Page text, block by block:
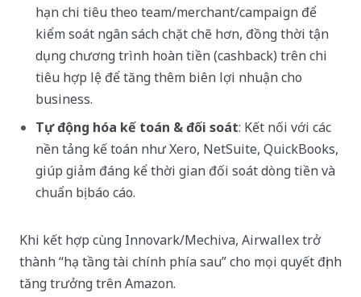
hạn chi tiêu theo team/merchant/campaign để
kiểm soát ngân sách chặt chẽ hơn, đồng thời tận
dụng chương trình hoàn tiền (cashback) trên chi
tiêu hợp lệ để tăng thêm biên lợi nhuận cho
business.
Tự động hóa kế toán & đối soát: Kết nối với các
nền tảng kế toán như Xero, NetSuite, QuickBooks,
giúp giảm đáng kể thời gian đối soát dòng tiền và
chuẩn bị báo cáo.
Khi kết hợp cùng Innovark/Mechiva, Airwallex trở
thành “hạ tầng tài chính phía sau” cho mọi quyết định
tăng trưởng trên Amazon.